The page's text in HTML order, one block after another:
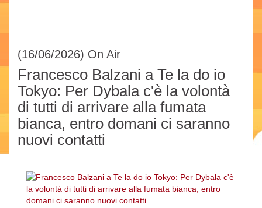
(16/06/2026) On Air
Francesco Balzani a Te la do io
Tokyo: Per Dybala c'è la volontà
di tutti di arrivare alla fumata
bianca, entro domani ci saranno
nuovi contatti